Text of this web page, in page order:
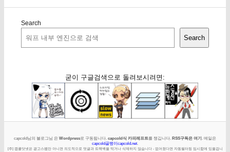
Search
Search
굳이 구글검색으로 돌려보시려면:
capcold님의 블로그님 은 Wordpress로 구동됩니다. capcold식 카피레프트를 챙깁니다. RSS구독은 여기 . 메일은
capcold골뱅이capcold.net
[주] 캡콜닷넷은 광고스팸만 아니면 의도적으로 덧글과 트랙백을 막거나 삭제하지 않습니다 - 없어졌다면 자동필터링 임시함에 있을겁니